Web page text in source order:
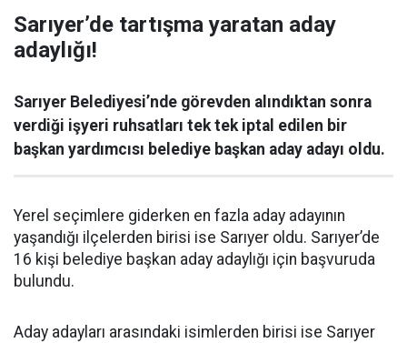
Sarıyer’de tartışma yaratan aday
adaylığı!
Sarıyer Belediyesi’nde görevden alındıktan sonra
verdiği işyeri ruhsatları tek tek iptal edilen bir
başkan yardımcısı belediye başkan aday adayı oldu.
Yerel seçimlere giderken en fazla aday adayının
yaşandığı ilçelerden birisi ise Sarıyer oldu. Sarıyer’de
16 kişi belediye başkan aday adaylığı için başvuruda
bulundu.
Aday adayları arasındaki isimlerden birisi ise Sarıyer